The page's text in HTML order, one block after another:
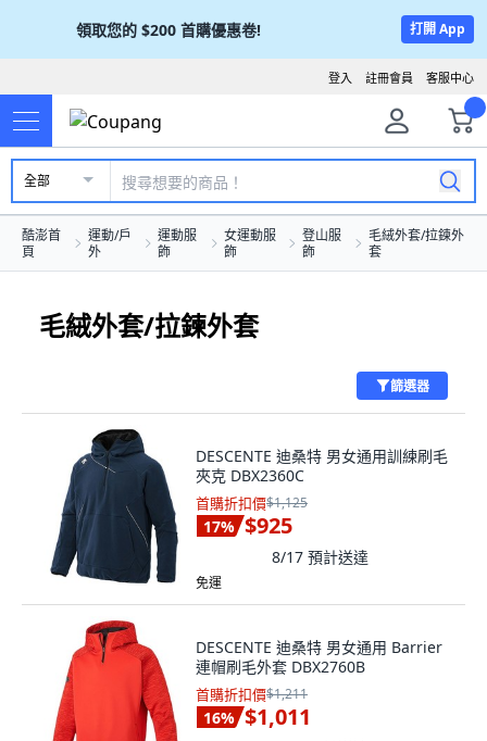
領取您的 $200 首購優惠卷! 打開 App
客服中心
註冊會員
登入
全部
酷澎首
頁
運動/戶
外
運動服
飾
女運動服
飾
登山服
飾
毛絨外套/拉鍊外
套
毛絨外套/拉鍊外套
篩選器
DESCENTE 迪桑特 男女通用訓練刷毛
夾克 DBX2360C
首購折扣價$1,125
17% $925
8/17 預計送達
免運
DESCENTE 迪桑特 男女通用 Barrier
連帽刷毛外套 DBX2760B
首購折扣價$1,211
16% $1,011